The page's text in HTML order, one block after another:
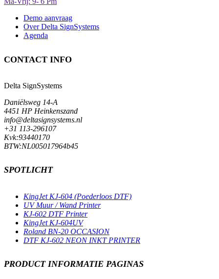
Demo aanvraag
Over Delta SignSystems
Agenda
CONTACT INFO
Delta SignSystems
Daniëlsweg 14-A
4451 HP Heinkenszand
info@deltasignsystems.nl
+31 113-296107
Kvk:93440170
BTW:NL005017964b45
SPOTLICHT
KingJet KJ-604 (Poederloos DTF)
UV Muur / Wand Printer
KJ-602 DTF Printer
KingJet KJ-604UV
Roland BN-20 OCCASION
DTF KJ-602 NEON INKT PRINTER
PRODUCT INFORMATIE PAGINAS